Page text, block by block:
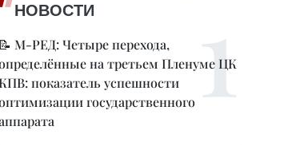
НОВОСТИ
📝 М-РЕД: Четыре перехода,
на третьем Пленуме ЦК
показатель успешности
государственного